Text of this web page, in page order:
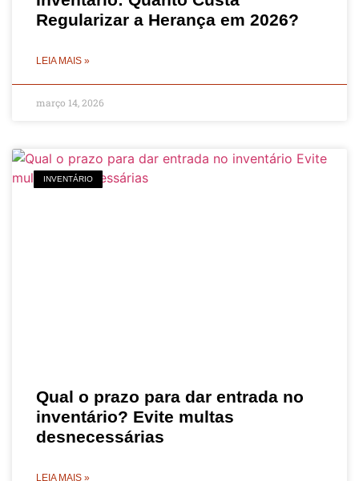
Regularizar a Herança em 2026?
LEIA MAIS »
março 14, 2026
INVENTÁRIO
Qual o prazo para dar entrada no
inventário? Evite multas
desnecessárias
LEIA MAIS »